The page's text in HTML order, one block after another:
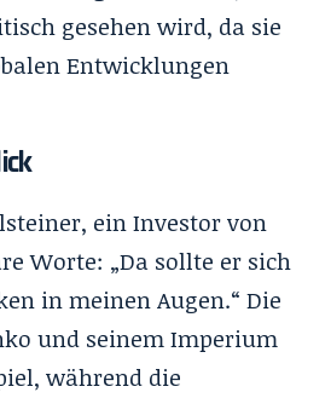
gesehen wird, da sie
Entwicklungen
ein Investor von
Worte: „Da sollte er sich
in meinen Augen.“ Die
und seinem Imperium
während die